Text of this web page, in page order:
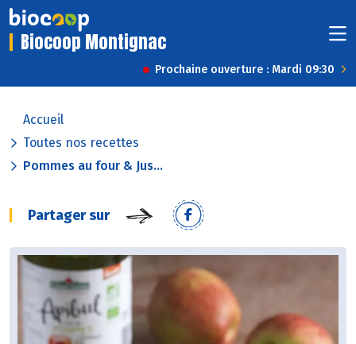
Biocoop Montignac
Prochaine ouverture : Mardi 09:30
Accueil
Toutes nos recettes
Pommes au four & Jus...
Partager sur